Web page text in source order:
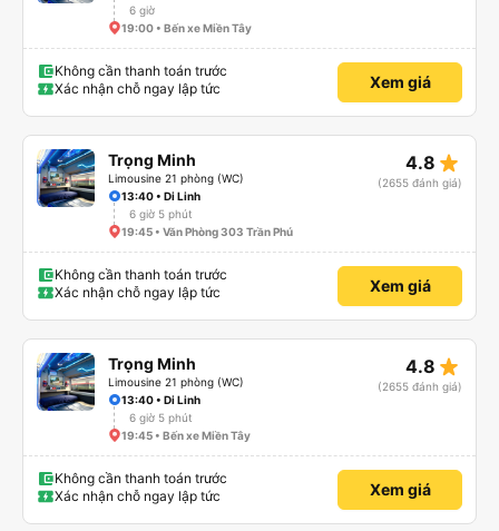
6 giờ
19:00 • Bến xe Miền Tây
Không cần thanh toán trước
Xác nhận chỗ ngay lập tức
Xem giá
Trọng Minh
Limousine 21 phòng (WC)
4.8 star_rate
(2655 đánh giá)
13:40 • Di Linh
6 giờ 5 phút
19:45 • Văn Phòng 303 Trần Phú
Không cần thanh toán trước
Xác nhận chỗ ngay lập tức
Xem giá
Trọng Minh
Limousine 21 phòng (WC)
4.8 star_rate
(2655 đánh giá)
13:40 • Di Linh
6 giờ 5 phút
19:45 • Bến xe Miền Tây
Không cần thanh toán trước
Xác nhận chỗ ngay lập tức
Xem giá